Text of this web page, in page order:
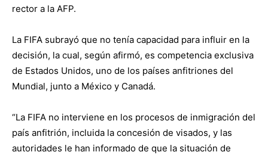
rector a la AFP.
La FIFA subrayó que no tenía capacidad para influir en la
decisión, la cual, según afirmó, es competencia exclusiva
de Estados Unidos, uno de los países anfitriones del
Mundial, junto a México y Canadá.
“La FIFA no interviene en los procesos de inmigración del
país anfitrión, incluida la concesión de visados, y las
autoridades le han informado de que la situación de